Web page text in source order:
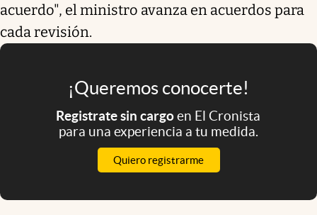
acuerdo", el ministro avanza en acuerdos para
cada revisión.
¡Queremos conocerte!
Registrate sin cargoen El Cronista
para una experiencia a tu medida.
Quiero registrarme